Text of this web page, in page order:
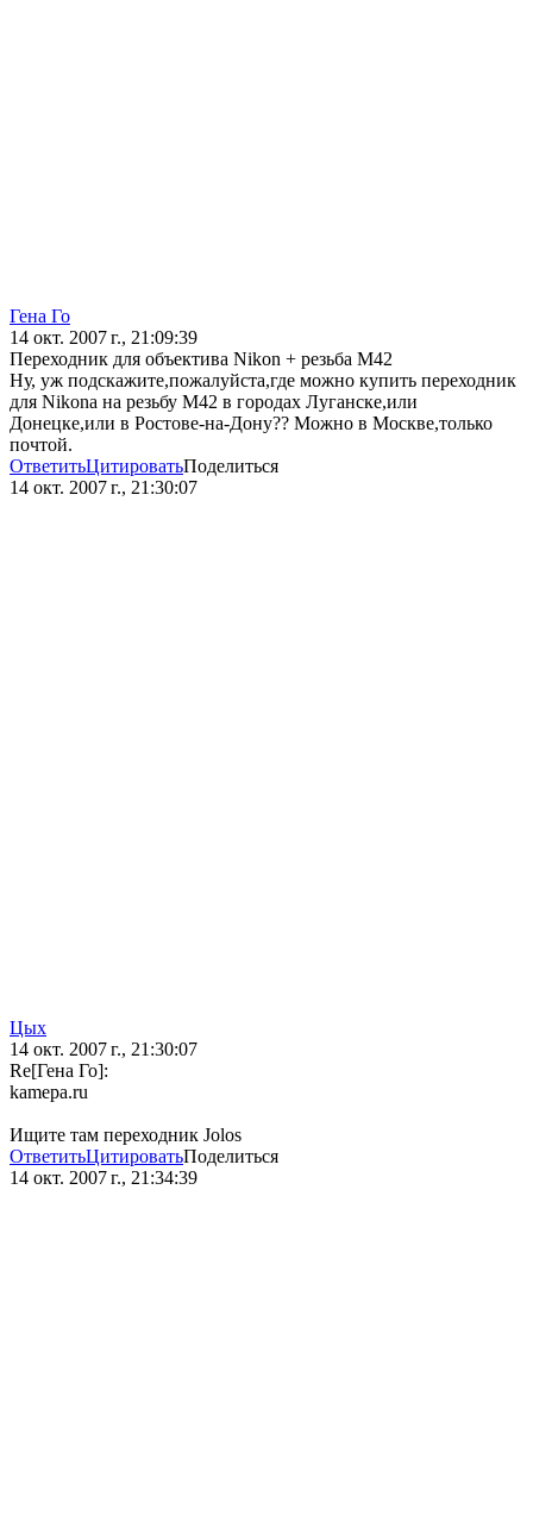
Гена Го
14 окт. 2007 г., 21:09:39
Переходник для объектива Nikon + резьба М42
Ну, уж подскажите,пожалуйста,где можно купить переходник
для Nikonа на резьбу М42 в городах Луганске,или
Донецке,или в Ростове-на-Дону?? Можно в Москве,только
почтой.
ОтветитьЦитироватьПоделиться
14 окт. 2007 г., 21:30:07
Цых
14 окт. 2007 г., 21:30:07
Re[Гена Го]:
kamepa.ru
Ищите там переходник Jolos
ОтветитьЦитироватьПоделиться
14 окт. 2007 г., 21:34:39